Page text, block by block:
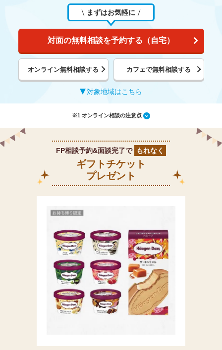
まずはお気軽に
対面の無料相談を予約する（自宅）
オンライン無料相談する カフェで無料相談する
対象地域はこちら
※1 オンライン相談の注意点
FP相談予約&面談完了で もれなく
ギフトチケット
プレゼント